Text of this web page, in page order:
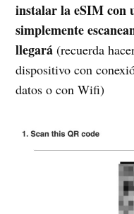
instalar la eSIM con
simplemente
llegará (recuerda
dispositivo con
datos o con Wifi)